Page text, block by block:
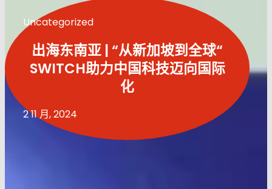
Uncategorized
出海东南亚 | “从新加坡到全球“
SWITCH助力中国科技迈向国际
化
2 11 月, 2024